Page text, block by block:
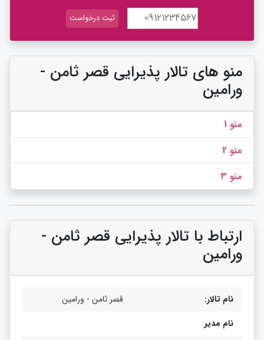
منو های تالار پذیرایی قصر ثامن -
ورامین
منو 1
منو 2
منو 3
ارتباط با تالار پذیرایی قصر ثامن -
ورامین
نام تالار:
قصر ثامن - ورامین
نام مدیر